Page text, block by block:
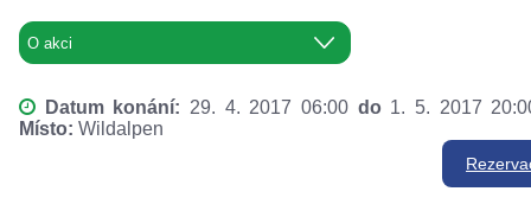
Datum konání: 29. 4. 2017 06:00 do 1. 5. 2017
Místo: Wildalpen